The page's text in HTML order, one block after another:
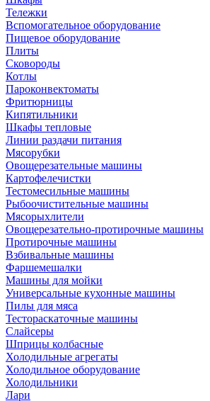
Тележки
Вспомогательное оборудование
Пищевое оборудование
Плиты
Сковороды
Котлы
Пароконвектоматы
Фритюрницы
Кипятильники
Шкафы тепловые
Линии раздачи питания
Мясорубки
Овощерезательные машины
Картофелечистки
Тестомесильные машины
Рыбоочистительные машины
Мясорыхлители
Овощерезательно-протирочные машины
Протирочные машины
Взбивальные машины
Фаршемешалки
Машины для мойки
Универсальные кухонные машины
Пилы для мяса
Тестораскаточные машины
Слайсеры
Шприцы колбасные
Холодильные агрегаты
Холодильное оборудование
Холодильники
Лари